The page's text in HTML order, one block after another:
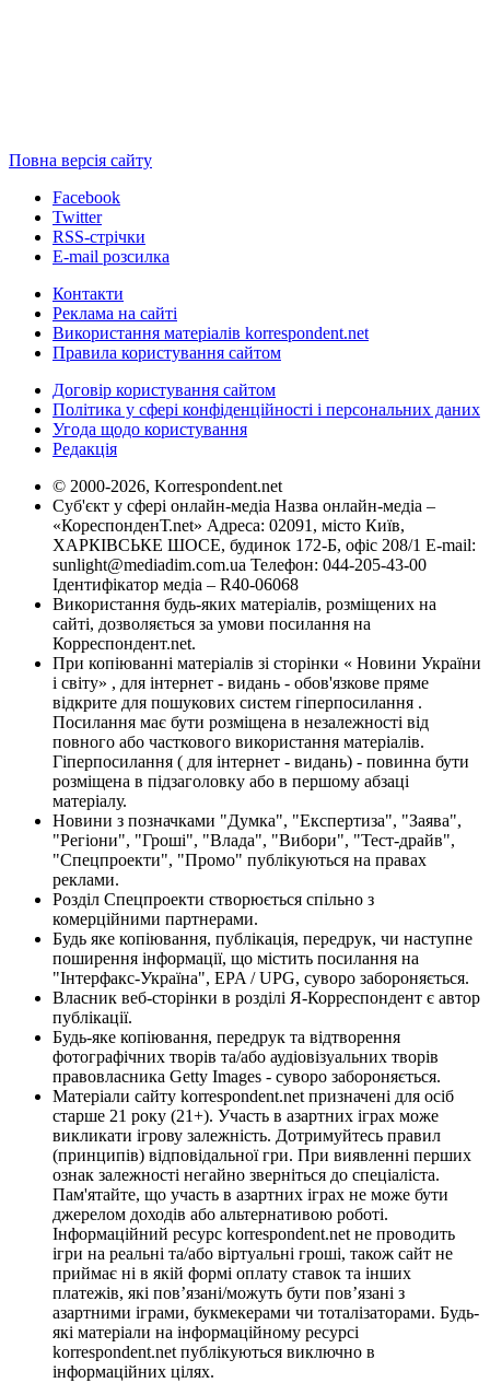
Повна версія сайту
Facebook
Twitter
RSS-стрічки
E-mail розсилка
Контакти
Реклама на сайті
Використання матеріалів korrespondent.net
Правила користування сайтом
Договір користування сайтом
Політика у сфері конфіденційності і персональних даних
Угода щодо користування
Редакція
© 2000-2026, Korrespondent.net
Суб'єкт у сфері онлайн-медіа Назва онлайн-медіа –
«КореспонденТ.net» Адреса: 02091, місто Київ,
ХАРКІВСЬКЕ ШОСЕ, будинок 172-Б, офіс 208/1 E-mail:
sunlight@mediadim.com.ua Телефон: 044-205-43-00
Ідентифікатор медіа – R40-06068
Використання будь-яких матеріалів, розміщених на
сайті, дозволяється за умови посилання на
Корреспондент.net.
При копіюванні матеріалів зі сторінки « Новини України
і світу» , для інтернет - видань - обов'язкове пряме
відкрите для пошукових систем гіперпосилання .
Посилання має бути розміщена в незалежності від
повного або часткового використання матеріалів.
Гіперпосилання ( для інтернет - видань) - повинна бути
розміщена в підзаголовку або в першому абзаці
матеріалу.
Новини з позначками "Думка", "Експертиза", "Заява",
"Регіони", "Гроші", "Влада", "Вибори", "Тест-драйв",
"Спецпроекти", "Промо" публікуються на правах
реклами.
Розділ Спецпроекти створюється спільно з
комерційними партнерами.
Будь яке копіювання, публікація, передрук, чи наступне
поширення інформації, що містить посилання на
"Інтерфакс-Україна", EPA / UPG, суворо забороняється.
Власник веб-сторінки в розділі Я-Корреспондент є автор
публікації.
Будь-яке копіювання, передрук та відтворення
фотографічних творів та/або аудіовізуальних творів
правовласника Getty Images - суворо забороняється.
Матеріали сайту korrespondent.net призначені для осіб
старше 21 року (21+). Участь в азартних іграх може
викликати ігрову залежність. Дотримуйтесь правил
(принципів) відповідальної гри. При виявленні перших
ознак залежності негайно зверніться до спеціаліста.
Пам'ятайте, що участь в азартних іграх не може бути
джерелом доходів або альтернативою роботі.
Інформаційний ресурс korrespondent.net не проводить
ігри на реальні та/або віртуальні гроші, також сайт не
приймає ні в якій формі оплату ставок та інших
платежів, які пов’язані/можуть бути пов’язані з
азартними іграми, букмекерами чи тоталізаторами. Будь-
які матеріали на інформаційному ресурсі
korrespondent.net публікуються виключно в
інформаційних цілях.